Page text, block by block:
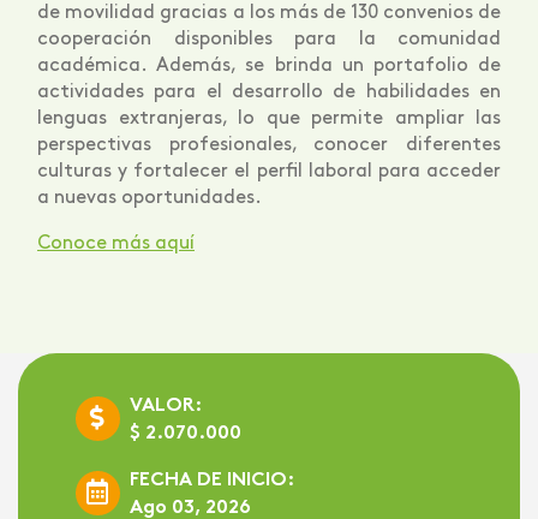
de movilidad gracias a los más de 130 convenios de
cooperación disponibles para la comunidad
académica. Además, se brinda un portafolio de
actividades para el desarrollo de habilidades en
lenguas extranjeras, lo que permite ampliar las
perspectivas profesionales, conocer diferentes
culturas y fortalecer el perfil laboral para acceder
a nuevas oportunidades.
Conoce más aquí
VALOR:
$ 2.070.000
FECHA DE INICIO:
Ago 03, 2026